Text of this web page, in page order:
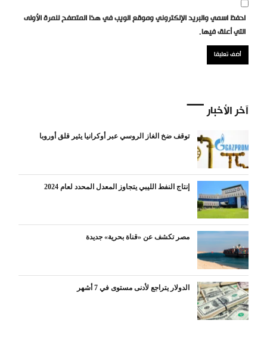
احفظ اسمي والبريد الإلكتروني وموقع الويب في هذا المتصفح للمرة الأولى
التي أعلق فيها.
آخر الأخبار
توقف ضخ الغاز الروسي عبر أوكرانيا يثير قلق أوروبا
إنتاج النفط الليبي يتجاوز المعدل المحدد لعام 2024
مصر تكشف عن «قناة بحرية» جديدة
الدولار يتراجع لأدنى مستوى في 7 أشهر